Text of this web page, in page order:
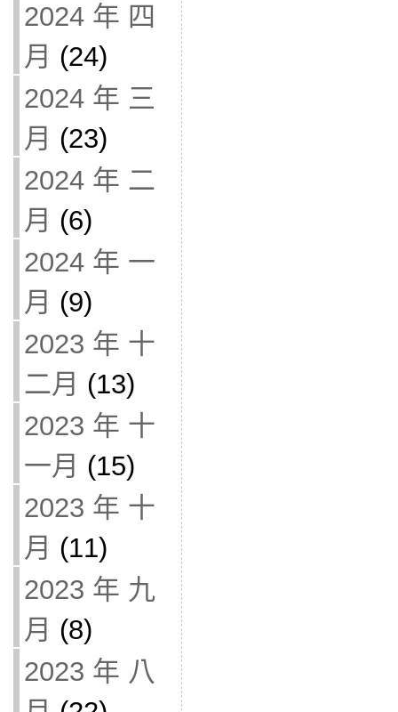
2024 年 四
月 (24)
2024 年 三
月 (23)
2024 年 二
月 (6)
2024 年 一
月 (9)
2023 年 十
二月 (13)
2023 年 十
一月 (15)
2023 年 十
月 (11)
2023 年 九
月 (8)
2023 年 八